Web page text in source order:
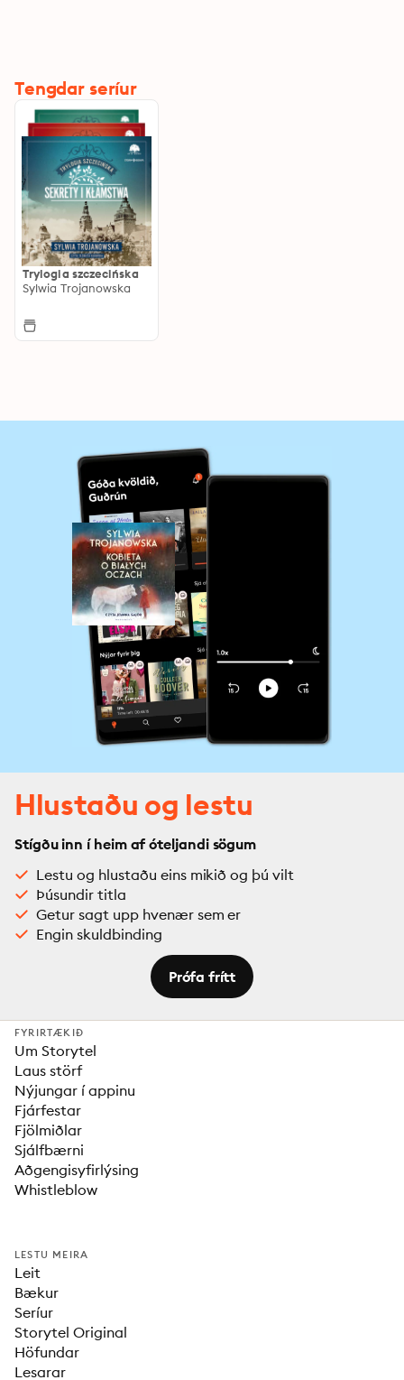
Tengdar seríur
Trylogia szczecińska
Sylwia Trojanowska
Hlustaðu og lestu
Stígðu inn í heim af óteljandi sögum
Lestu og hlustaðu eins mikið og þú vilt
Þúsundir titla
Getur sagt upp hvenær sem er
Engin skuldbinding
Prófa frítt
FYRIRTÆKIÐ
Um Storytel
Laus störf
Nýjungar í appinu
Fjárfestar
Fjölmiðlar
Sjálfbærni
Aðgengisyfirlýsing
Whistleblow
LESTU MEIRA
Leit
Bækur
Seríur
Storytel Original
Höfundar
Lesarar